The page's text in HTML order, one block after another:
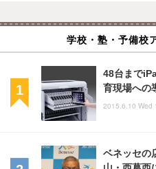
学校・塾・予備校
48台まで
育現場への
2015.6.10 Wed
ベネッセの